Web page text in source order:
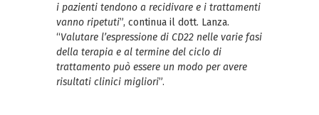
i pazienti tendono a recidivare e i trattamenti
vanno ripetuti”, continua il dott. Lanza.
“Valutare l’espressione di CD22 nelle varie fasi
della terapia e al termine del ciclo di
trattamento può essere un modo per avere
risultati clinici migliori”.